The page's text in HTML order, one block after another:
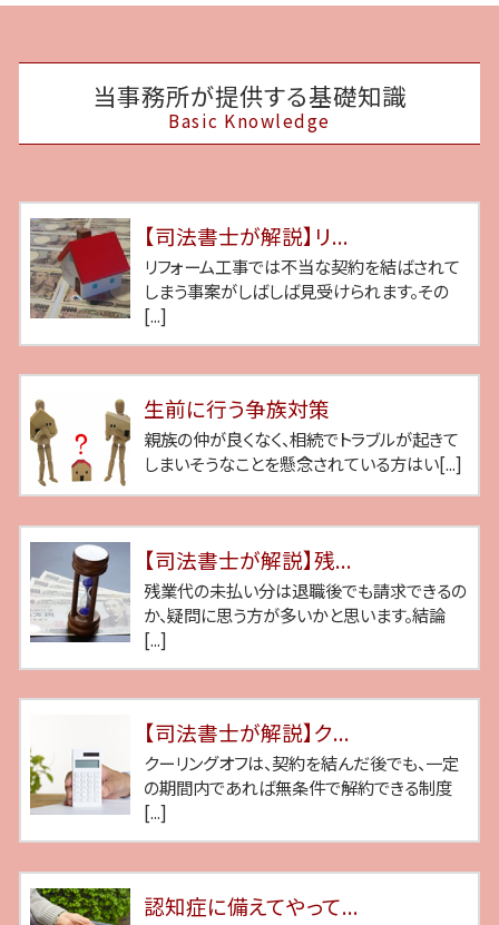
当事務所が提供する基礎知識
Basic Knowledge
【司法書士が解説】リ...
リフォーム工事では不当な契約を結ばされて
しまう事案がしばしば見受けられます。その
[...]
生前に行う争族対策
親族の仲が良くなく、相続でトラブルが起きて
しまいそうなことを懸念されている方はい[...]
【司法書士が解説】残...
残業代の未払い分は退職後でも請求できるの
か、疑問に思う方が多いかと思います。結論
[...]
【司法書士が解説】ク...
クーリングオフは、契約を結んだ後でも、一定
の期間内であれば無条件で解約できる制度
[...]
認知症に備えてやって...